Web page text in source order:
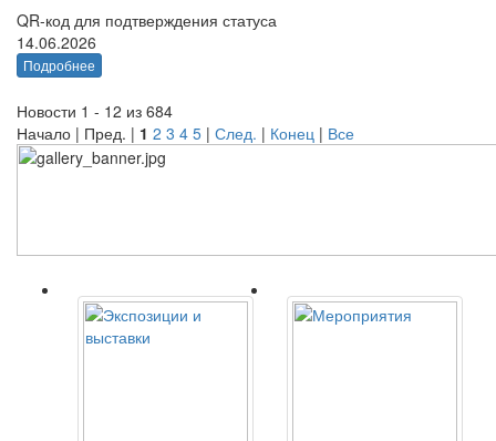
QR-код для подтверждения статуса
14.06.2026
Подробнее
Новости 1 - 12 из 684
Начало | Пред. | 1 2 3 4 5 | След. | Конец | Все